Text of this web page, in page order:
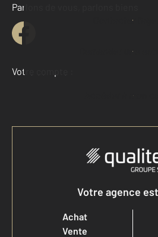
Contacter
Demander une
Parlons de vous, parlons biens
Votre compte :
Accéder à mon
Votre agence
Achat
Vente